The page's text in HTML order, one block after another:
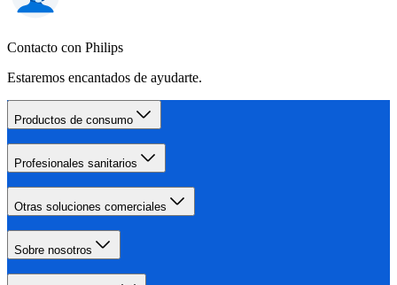
Contacto con Philips
Estaremos encantados de ayudarte.
Productos de consumo
Profesionales sanitarios
Otras soluciones comerciales
Sobre nosotros